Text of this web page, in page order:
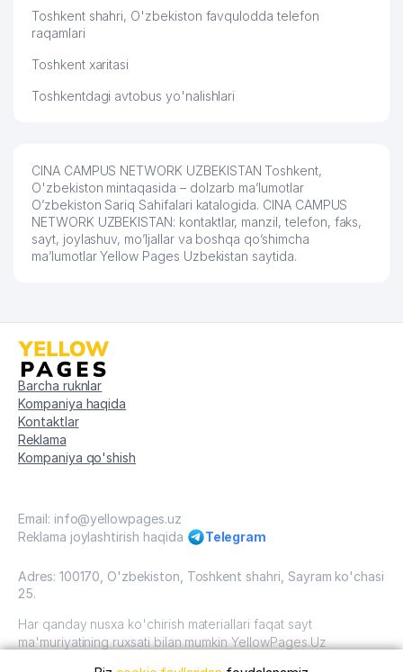
Toshkent shahri, O'zbekiston favqulodda telefon
raqamlari
Toshkent xaritasi
Toshkentdagi avtobus yo'nalishlari
CINA CAMPUS NETWORK UZBEKISTAN Toshkent,
O'zbekiston mintaqasida – dolzarb ma’lumotlar
O’zbekiston Sariq Sahifalari katalogida. CINA CAMPUS
NETWORK UZBEKISTAN: kontaktlar, manzil, telefon, faks,
sayt, joylashuv, mo’ljallar va boshqa qo’shimcha
ma’lumotlar Yellow Pages Uzbekistan saytida.
Barcha ruknlar
Kompaniya haqida
Kontaktlar
Reklama
Kompaniya qo'shish
Email: info@yellowpages.uz
Reklama joylashtirish haqida
Telegram
Adres: 100170, O'zbekiston, Toshkent shahri, Sayram ko'chasi
25.
Har qanday nusxa ko'chirish materiallari faqat sayt
ma'muriyatining ruxsati bilan mumkin YellowPages.Uz